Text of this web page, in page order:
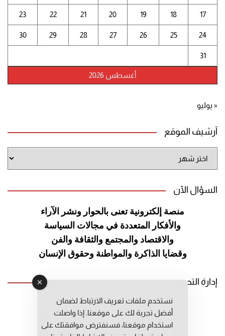
أغسطس 2026
17
18
19
20
21
22
23
24
25
26
27
28
29
30
31
« يوليو
أرشيف الموقع
الموقع
السؤال الآن
منصة إلكترونية تعنى بالحوار ونشر الآراء
والأفكار المتعددة في مجالات السياسة
والاقتصاد والمجتمع والثقافة والفن
وقضايا الذاكرة والمواطنة وحقوق الإنسان
إدارة التحرير
رئيس التحرير: عبد الرحيم التوراني
رئيس التحرير المساعد: المعطي قبال
مديرة التحرير: فاطمة حوحو
نستخدم ملفات تعريف الارتباط لضمان
أفضل تجربة لك على موقعنا. إذا واصلت
استخدام موقعنا، فسنفترض موافقتك على